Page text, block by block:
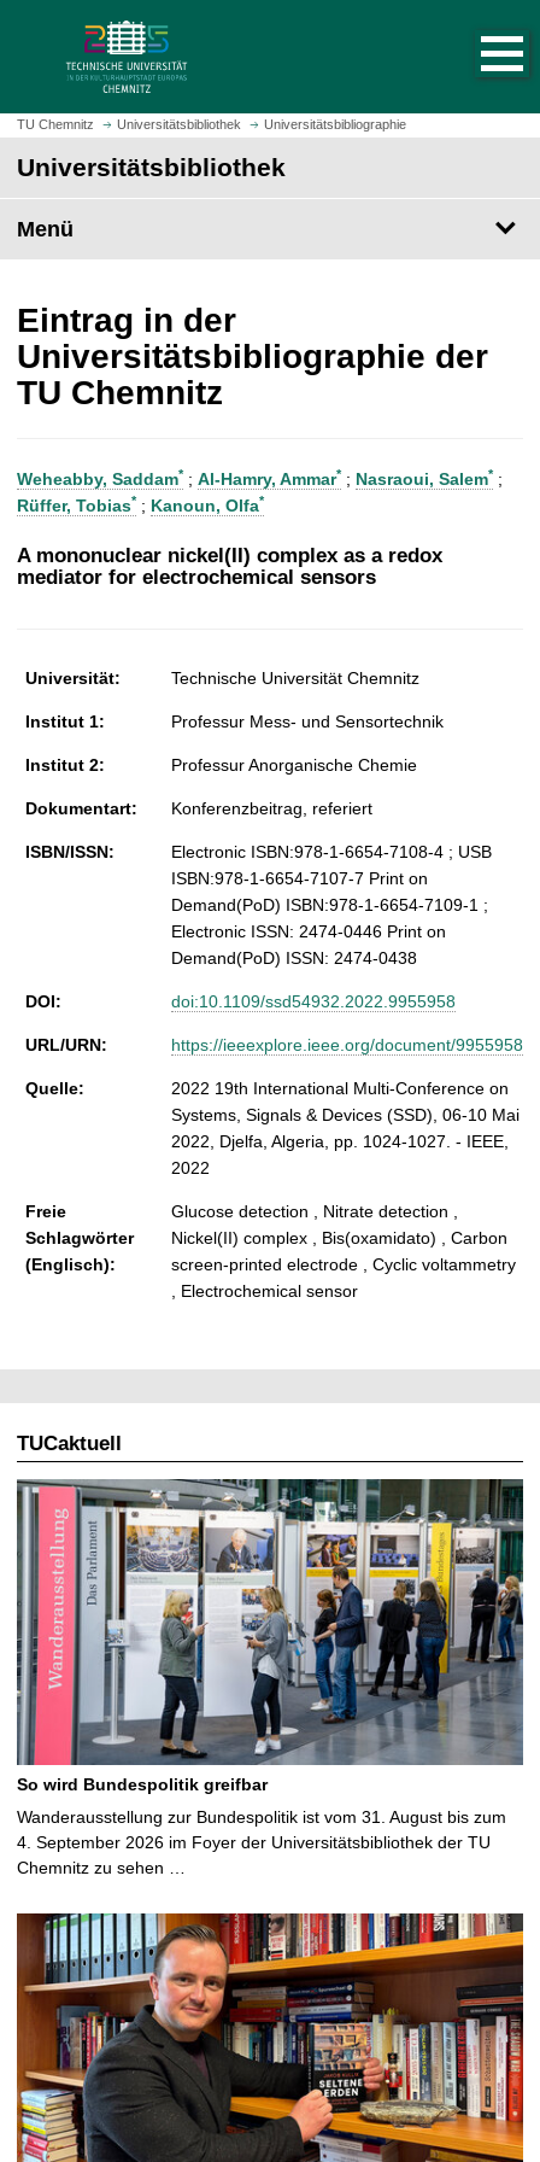
z
m
t
e
i
t
u
f
r
u
TU Chemnitz Universitätsbibliothek Universitätsbibliographie
Universitätsbibliothek
Menü
Eintrag in der
Universitätsbibliographie der
TU Chemnitz
Weheabby, Saddam* ; Al-Hamry, Ammar* ; Nasraoui, Salem* ;
Rüffer, Tobias* ; Kanoun, Olfa*
A mononuclear nickel(II) complex as a redox
mediator for electrochemical sensors
Universität: Technische Universität Chemnitz
Institut 1: Professur Mess- und Sensortechnik
Institut 2: Professur Anorganische Chemie
Dokumentart: Konferenzbeitrag, referiert
ISBN/ISSN:
Electronic ISBN:978-1-6654-7108-4 ; USB
ISBN:978-1-6654-7107-7 Print on
Demand(PoD) ISBN:978-1-6654-7109-1 ;
Electronic ISSN: 2474-0446 Print on
Demand(PoD) ISSN: 2474-0438
DOI: doi:10.1109/ssd54932.2022.9955958
URL/URN: https://ieeexplore.ieee.org/document/9955958
Quelle:
2022 19th International Multi-Conference on
Systems, Signals & Devices (SSD), 06-10 Mai
2022, Djelfa, Algeria, pp. 1024-1027. - IEEE,
2022
Freie
Schlagwörter
(Englisch):
Glucose detection , Nitrate detection ,
Nickel(II) complex , Bis(oxamidato) , Carbon
screen-printed electrode , Cyclic voltammetry
, Electrochemical sensor
TUCaktuell
So wird Bundespolitik greifbar
Wanderausstellung zur Bundespolitik ist vom 31. August bis zum
4. September 2026 im Foyer der Universitätsbibliothek der TU
Chemnitz zu sehen …